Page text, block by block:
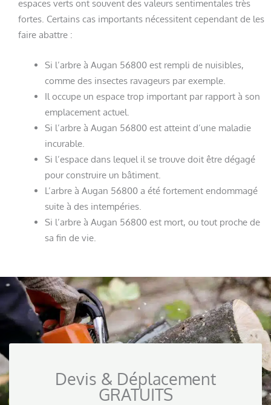
espaces verts ont souvent des valeurs sentimentales très
fortes. Certains cas importants nécessitent cependant de les
faire abattre :
Si l’arbre à Augan 56800 est rempli de nuisibles,
comme des insectes ravageurs par exemple.
Il occupe un espace trop important par rapport à son
emplacement actuel.
Si l’arbre à Augan 56800 est atteint d’une maladie
incurable.
Si l’espace dans lequel il se trouve doit être dégagé
pour construire un bâtiment.
L’arbre à Augan 56800 a été fortement endommagé
suite à des intempéries.
Si l’arbre à Augan 56800 est mort, ou tout proche de
sa fin de vie.
Devis & Déplacement
GRATUITS